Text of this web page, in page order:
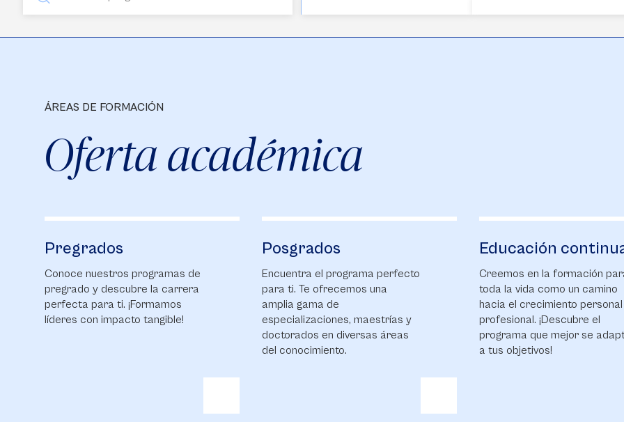
ÁREAS DE FORMACIÓN
Oferta académica
Pregrados
Conoce nuestros programas de
pregrado y descubre la carrera
perfecta para ti. ¡Formamos
líderes con impacto tangible!
Posgrados
Encuentra el programa perfecto
para ti. Te ofrecemos una
amplia gama de
especializaciones, maestrías y
doctorados en diversas áreas
del conocimiento.
Educación
Creemos en la formación
toda la vida como un camino
hacia el crecimiento
profesional. ¡Descubre el
programa que mejor se
a tus objetivos!